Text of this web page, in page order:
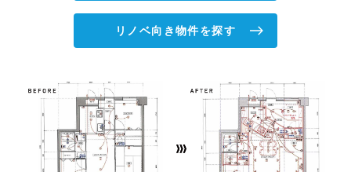
リノベ向き物件を探す